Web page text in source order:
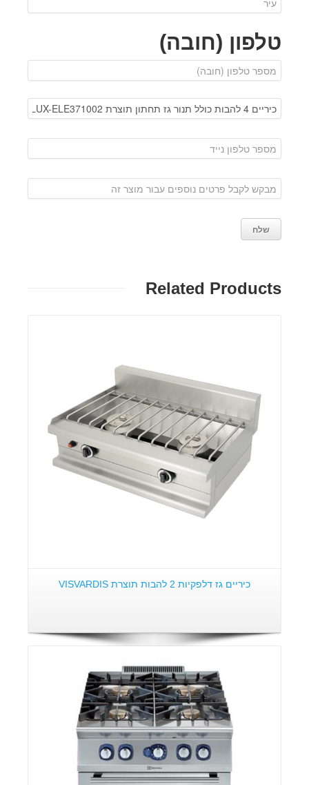
טלפון (חובה)
Related Products
פרטים:
כיריים גז דלפקיות 2 להבות תוצרת VISVARDIS
פרטים: